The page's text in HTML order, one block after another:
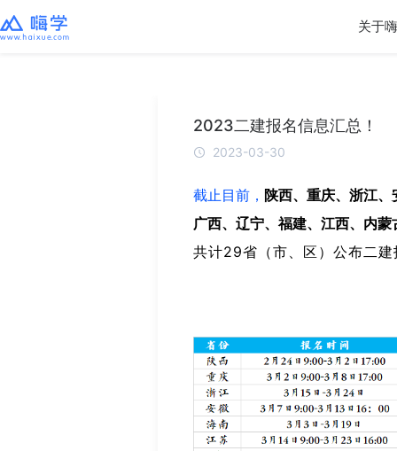
关于
2023二建报名信息汇总！
2023-03-30
截止目前， 陕西、重庆、浙江
广西、辽宁、福建、江西、内蒙
共计29省（市、区）公布二